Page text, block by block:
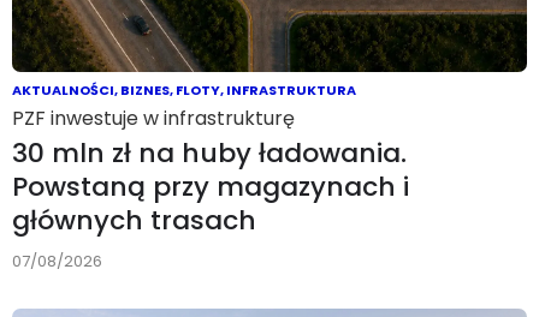
AKTUALNOŚCI,BIZNES,FLOTY,INFRASTRUKTURA
PZF inwestuje w infrastrukturę
30 mln zł na huby ładowania.
Powstaną przy magazynach i
głównych trasach
07/08/2026